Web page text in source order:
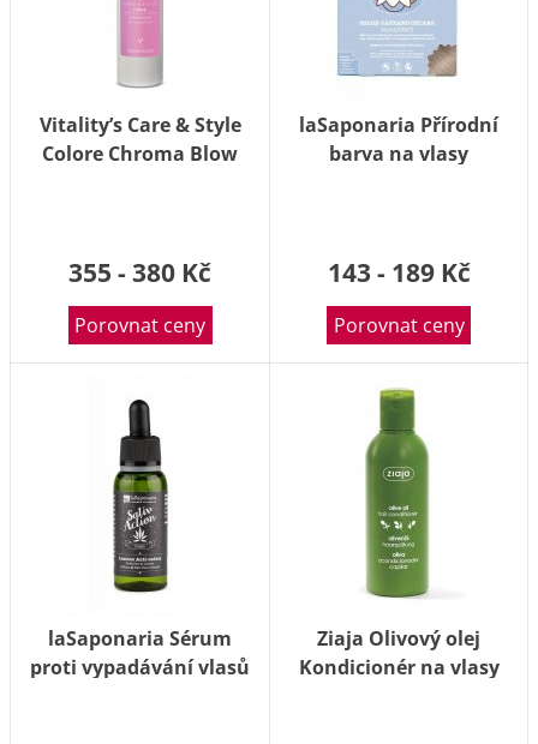
Vitality’s Care & Style
Colore Chroma Blow
355 - 380 Kč
Porovnat ceny
laSaponaria Přírodní
barva na vlasy
143 - 189 Kč
Porovnat ceny
laSaponaria Sérum
proti vypadávání vlasů
Ziaja Olivový olej
Kondicionér na vlasy